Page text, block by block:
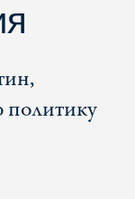
политику